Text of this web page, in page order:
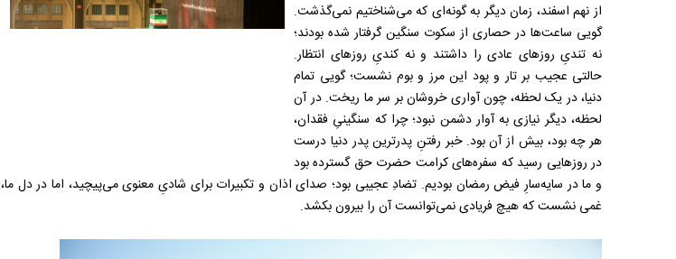
از نهم اسفند، زمان دیگر به گونه‌ای که می‌شناختیم نمی‌گذشت.
گویی ساعت‌ها در حصاری از سکوت سنگین گرفتار شده بودند؛
نه تندیِ روزهای عادی را داشتند و نه کندیِ روزهای انتظار.
حالتی عجیب بر تار و پود این مرز و بوم نشست؛ گویی تمام
دنیا، در یک لحظه، چون آواری خروشان بر سر ما ریخت. در آن
لحظه، دیگر نیازی به آوار دشمن نبود؛ چرا که سنگینیِ فقدان،
هر چه بود، بیش از آن بود. خبر رفتنِ پدرترین پدر دنیا درست
در روزهایی رسید که سفره‌های کرامت حضرت حق گسترده بود
و ما در سایه‌سارِ فیض رمضان بودیم. تضادِ عجیبی بود؛ صدای اذان و تکبیرات برای شادیِ معنوی می‌پیچید، اما در دل ما،
غمی نشست که هیچ فریادی نمی‌توانست آن را بیرون بکشد.